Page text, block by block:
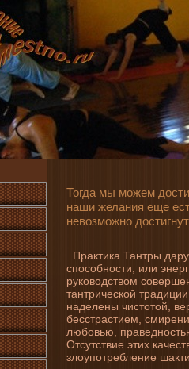
Тогда мы можем
наши желани­я еще
невозможно
Практика Тантры
способности, или
руководством
тантрической
наде­лены чистотой,
бесстрастием,
любовью,
Отсутствие этих
злоупотреблени­е